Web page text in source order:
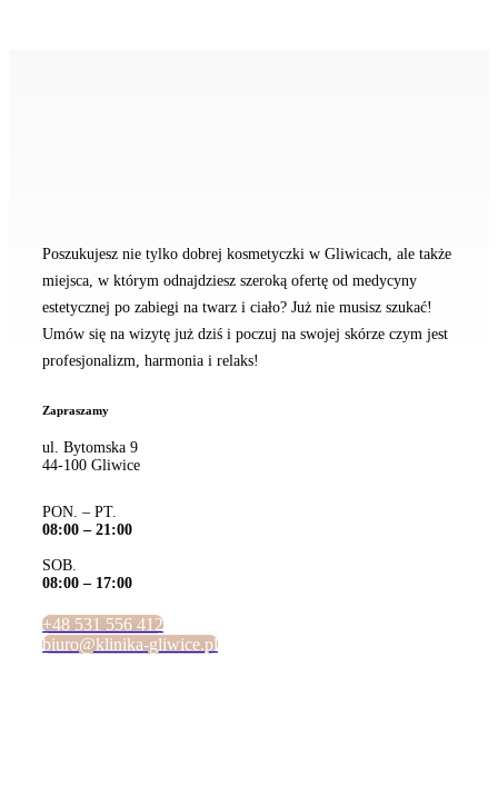
Poszukujesz nie tylko dobrej kosmetyczki w Gliwicach, ale także
miejsca, w którym odnajdziesz szeroką ofertę od medycyny
estetycznej po zabiegi na twarz i ciało? Już nie musisz szukać!
Umów się na wizytę już dziś i poczuj na swojej skórze czym jest
profesjonalizm, harmonia i relaks!
Zapraszamy
ul. Bytomska 9
44-100 Gliwice
PON. – PT.
08:00 – 21:00
SOB.
08:00 – 17:00
+48 531 556 412
biuro@klinika-gliwice.pl